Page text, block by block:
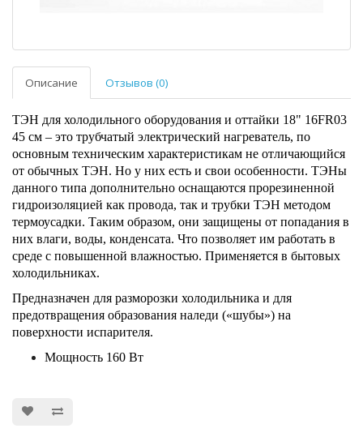
Описание Отзывов (0)
ТЭН для холодильного оборудования и оттайки 18" 16FR03
45 см – это трубчатый электрический нагреватель, по
основным техническим характеристикам не отличающийся
от обычных ТЭН. Но у них есть и свои особенности. ТЭНы
данного типа дополнительно оснащаются прорезиненной
гидроизоляцией как провода, так и трубки ТЭН методом
термоусадки. Таким образом, они защищены от попадания в
них влаги, воды, конденсата. Что позволяет им работать в
среде с повышенной влажностью. Применяется в бытовых
холодильниках.
Предназначен для разморозки холодильника и для
предотвращения образования наледи («шубы») на
поверхности испарителя.
Мощность 160 Вт